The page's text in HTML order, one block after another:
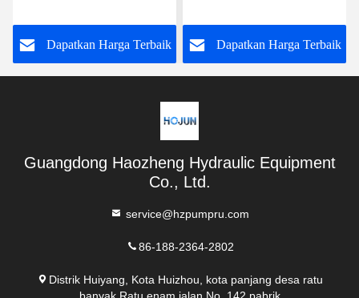
PRA12KD5
Dapatkan Harga Terbaik
PRC12KC3 -SO479
Dapatkan Harga Terbaik
Guangdong Haozheng Hydraulic Equipment
Co., Ltd.
service@hzpumpru.com
86-188-2364-2802
Distrik Huiyang, Kota Huizhou, kota panjang desa ratu
banyak Ratu enam jalan No. 142 pabrik